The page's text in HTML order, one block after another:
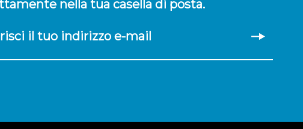
nella tua casella di posta.
il tuo indirizzo e-mail